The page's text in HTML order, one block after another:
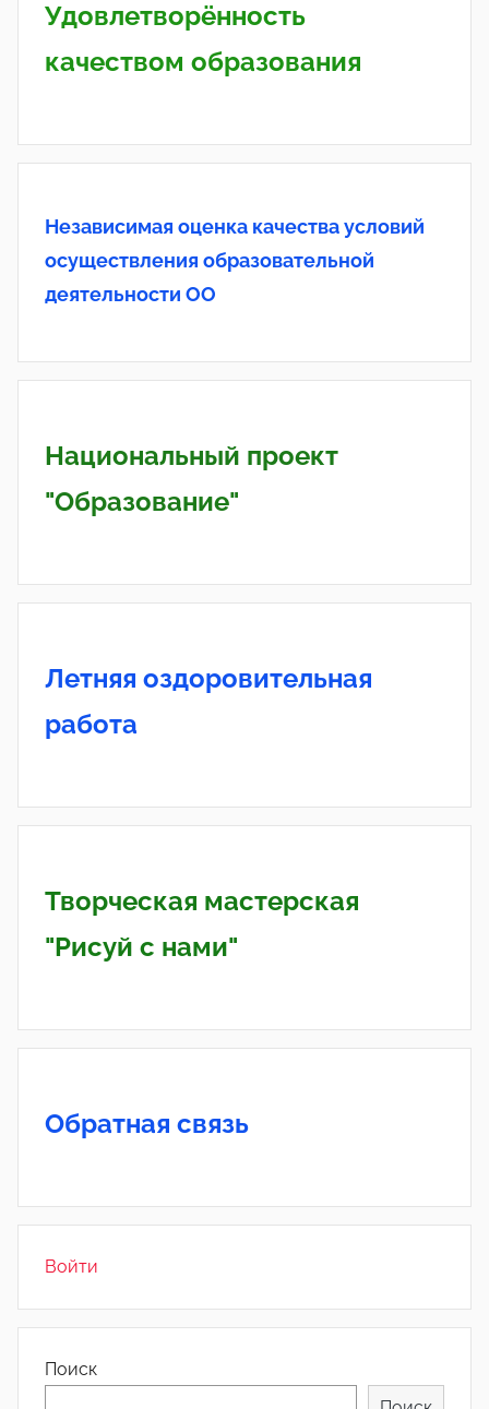
Удовлетворённость
качеством образования
Независимая оценка качества условий
осуществления образовательной
деятельности ОО
Национальный проект
"Образование"
Летняя оздоровительная
работа
Творческая мастерская
"Рисуй с нами"
Обратная связь
Войти
Поиск